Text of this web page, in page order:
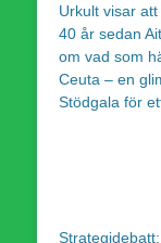
Urkult visar
40 år sedan
om vad som
Ceuta – en
Stödgala för